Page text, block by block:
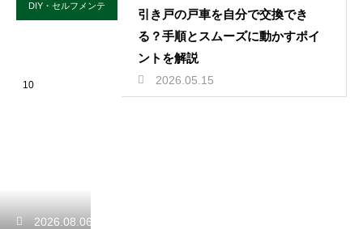
DIY・セルフメンテ
10
引き戸の戸車を自分で交換でき
る？手順とスムーズに動かすポイ
ントを解説
2026.05.15
2026.08.06